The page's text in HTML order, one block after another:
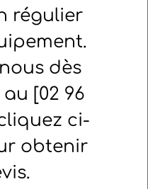
régulier
dès
[02 96
ci-
obtenir